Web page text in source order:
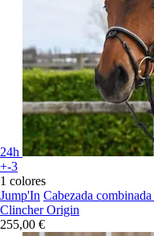
24h
+-3
1 colores
Jump'In Cabezada
Clincher Origin
255,00 €